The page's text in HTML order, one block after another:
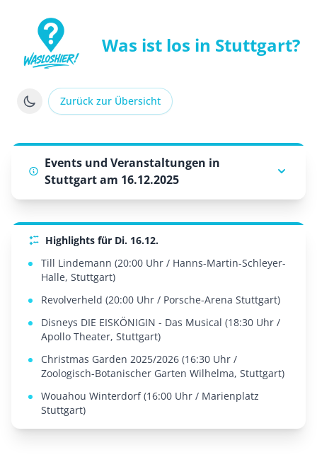
WasLosHier - Dein Portal für Events und
Was ist los in Stuttgart?
Zurück zur Übersicht
Events und Veranstaltungen in
Stuttgart am 16.12.2025
Highlights für Di. 16.12.
Till Lindemann (20:00 Uhr / Hanns-Martin-Schleyer-
Halle, Stuttgart)
Revolverheld (20:00 Uhr / Porsche-Arena Stuttgart)
Disneys DIE EISKÖNIGIN - Das Musical (18:30 Uhr /
Apollo Theater, Stuttgart)
Christmas Garden 2025/2026 (16:30 Uhr /
Zoologisch-Botanischer Garten Wilhelma, Stuttgart)
Wouahou Winterdorf (16:00 Uhr / Marienplatz
Stuttgart)